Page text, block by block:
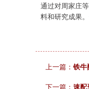
通过对周家庄
料和研究成果
上一篇： 铁牛
下一篇： 速配